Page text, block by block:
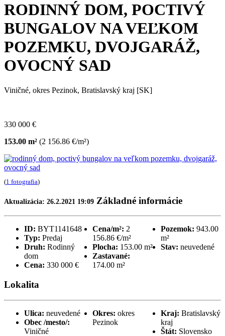
RODINNÝ DOM, POCTIVÝ
BUNGALOV NA VEĽKOM
POZEMKU, DVOJGARÁŽ,
OVOCNÝ SAD
Viničné, okres Pezinok, Bratislavský kraj [SK]
330 000 €
153.00 m² (2 156.86 €/m²)
(1 fotografia)
Aktualizácia: 26.2.2021 19:09 Základné informácie
ID: BYT1141648
Typ: Predaj
Druh:
dom
Cena: 330 000 €
Cena/m²:
156.86 €/m²
Plocha: 153.00 m²
Zastavané:
174.00 m²
Pozemok:
m²
Stav: neuvedené
Lokalita
Ulica: neuvedené
Obec /mesto/:
Viničné
Okres:
Pezinok
Kraj:
kraj
Štát: Slovensko